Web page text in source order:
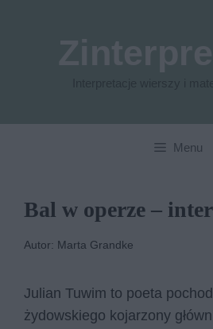
Menu
Bal w operze –
Autor: Marta Grandke
Julian Tuwim to poeta
żydowskiego kojarzony